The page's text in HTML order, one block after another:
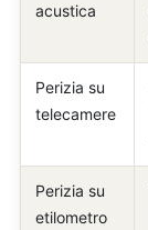
acustica
Perizia su
telecamere
Perizia su
etilometro